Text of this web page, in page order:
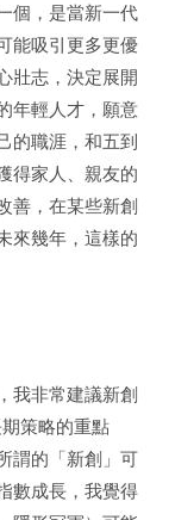
個，是當新一代
能吸引更多更優
壯志，決定展開
年輕人才，願意
的職涯，和五到
得家人、親友的
善，在某些新創
來幾年，這樣的
我非常建議新創
策略的重點
謂的「新創」可
數成長，我覺得